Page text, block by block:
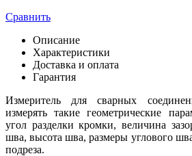
Сравнить
Описание
Характеристики
Доставка и оплата
Гарантия
Измеритель для сварных
измерять такие геометрические
угол разделки кромки, величина
шва, высота шва, размеры углового
подреза.